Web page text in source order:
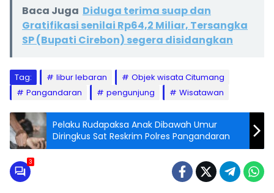
Baca Juga Diduga terima suap dan
Gratifikasi senilai Rp64,2 Miliar, Tersangka
SP (Bupati Cirebon) segera disidangkan
Tag: libur lebaran
Objek wisata Citumang
Pangandaran
pengunjung Wisatawan
Pelaku Rudapaksa Anak Dibawah Umur
Diringkus Sat Reskrim Polres Pangandaran
3